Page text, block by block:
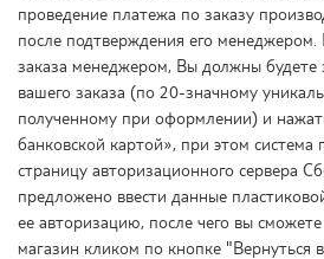
проведение платежа по заказу
после подтверждения его
заказа менеджером, Вы должны будете
вашего заказа (по 20-значному
полученному при оформлении) и
банковской картой», при этом система
страницу авторизационного сервера
предложено ввести данные
ее авторизацию, после чего вы
магазин кликом по кнопке "Вернуться